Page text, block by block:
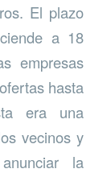
El plazo
a 18
empresas
hasta
era una
vecinos y
la